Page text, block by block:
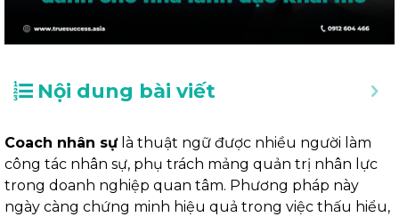
Nội dung bài viết
Coach nhân sựlà thuật ngữ được nhiều người làm
công tác nhân sự, phụ trách mảng quản trị nhân lực
trong doanh nghiệp quan tâm. Phương pháp này
ngày càng chứng minh hiệu quả trong việc thấu hiểu,